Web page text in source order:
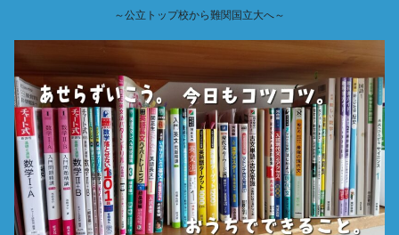
～公立トップ校から難関国立大へ～